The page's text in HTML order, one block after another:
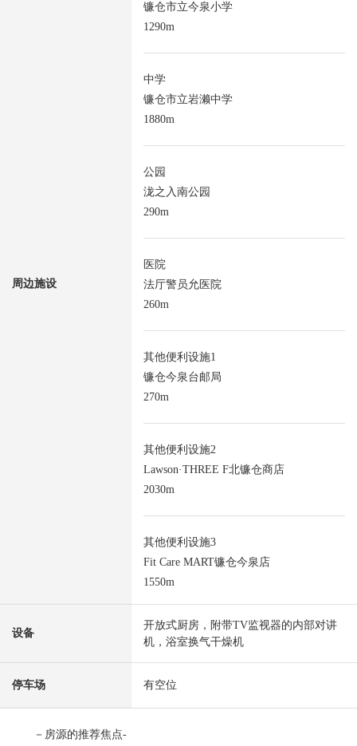
周边施设
镰仓市立今泉小学
1290m
中学
镰仓市立岩濑中学
1880m
公园
泷之入南公园
290m
医院
法厅警员允医院
260m
其他便利设施1
镰仓今泉台邮局
270m
其他便利设施2
Lawson·THREE F北镰仓商店
2030m
其他便利设施3
Fit Care MART镰仓今泉店
1550m
设备
开放式厨房，附带TV监视器的内部对讲
机，浴室换气干燥机
停车场 有空位
－房源的推荐焦点-